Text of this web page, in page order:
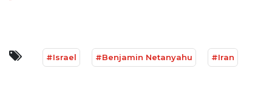
#Israel #Benjamin Netanyahu #Iran